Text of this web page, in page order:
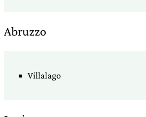
Abruzzo
Villalago